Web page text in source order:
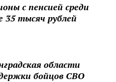
с пенсией среди
тысяч рублей
области
бойцов СВО